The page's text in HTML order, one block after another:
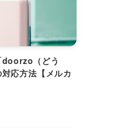
doorzo（どう
応方法【メルカ